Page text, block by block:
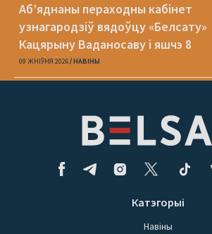
Аб’яднаны пераходны кабінет
узнагародзіў вядоўцу «Белсату»
Кацярыну Ваданосаву і яшчэ 8
асобаў
09 ЖНІЎНЯ 2026 НАВІНЫ
Катэгорыі
Навіны